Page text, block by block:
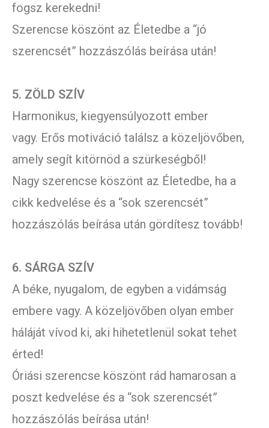
fogsz kerekedni!
Szerencse köszönt az Életedbe a “jó
szerencsét” hozzászólás beírása után!
5. ZÖLD SZÍV
Harmonikus, kiegyensúlyozott ember
vagy. Erős motiváció találsz a közeljövőben,
amely segít kitörnöd a szürkeségből!
Nagy szerencse köszönt az Életedbe, ha a
cikk kedvelése és a “sok szerencsét”
hozzászólás beírása után gördítesz tovább!
6. SÁRGA SZÍV
A béke, nyugalom, de egyben a vidámság
embere vagy. A közeljövőben olyan ember
háláját vívod ki, aki hihetetlenül sokat tehet
érted!
Óriási szerencse köszönt rád hamarosan a
poszt kedvelése és a “sok szerencsét”
hozzászólás beírása után!